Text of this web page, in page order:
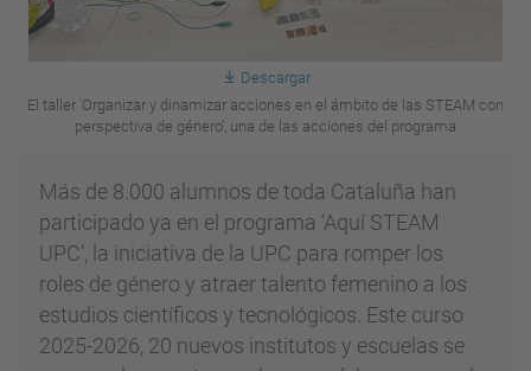
Descargar
El taller 'Organizar y dinamizar acciones en el ámbito de las STEAM con
perspectiva de género', una de las acciones del programa
Más de 8.000 alumnos de toda Cataluña han
participado ya en el programa ‘Aquí STEAM
UPC’, la iniciativa de la UPC para romper los
roles de género y atraer talento femenino a los
estudios científicos y tecnológicos. Este curso
2025-2026, 20 nuevos institutos y escuelas se